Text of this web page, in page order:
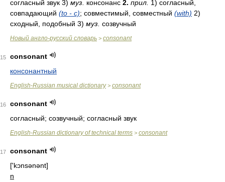
согласный звук 3) муз. консонанс 2. прил. 1) согласный,
совпадающий (to - с); совместимый, совместный (with) 2)
сходный, подобный 3) муз. созвучный
Новый англо-русский словарь > consonant
15
consonant
консонантный
English-Russian musical dictionary> consonant
16
consonant
согласный; созвучный; согласный звук
English-Russian dictionary of technical terms > consonant
17
consonant
['kɔnsənənt]
n